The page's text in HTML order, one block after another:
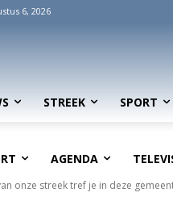
6, 2026
STREEK SPORT
AGENDA
onze streek tref je in deze